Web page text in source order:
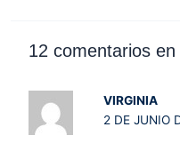
12 comentarios en
VIRGINIA
2 DE JUNIO